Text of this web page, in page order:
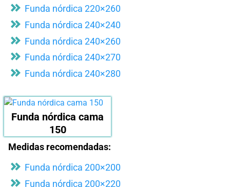
Funda nórdica 220×260
Funda nórdica 240×240
Funda nórdica 240×260
Funda nórdica 240×270
Funda nórdica 240×280
Funda nórdica cama
150
Medidas recomendadas:
Funda nórdica 200×200
Funda nórdica 200×220